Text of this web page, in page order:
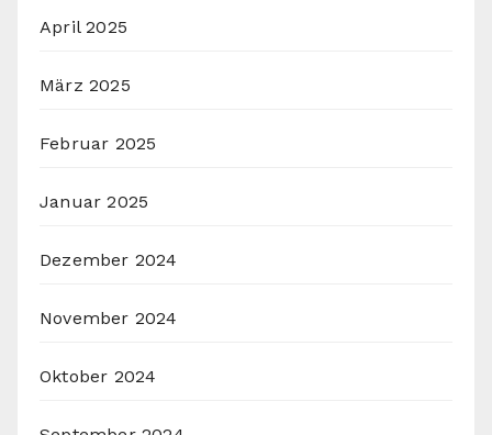
April 2025
März 2025
Februar 2025
Januar 2025
Dezember 2024
November 2024
Oktober 2024